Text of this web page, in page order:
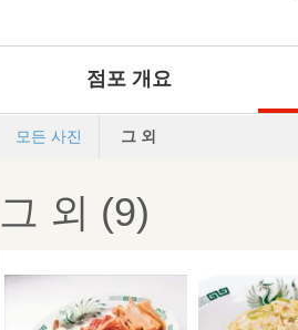
점포 개요
모든 사진 그 외
그 외 (9)